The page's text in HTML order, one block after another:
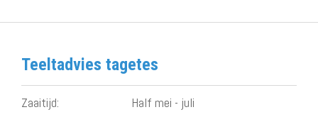
Teeltadvies tagetes
Zaaitijd: Half mei - juli